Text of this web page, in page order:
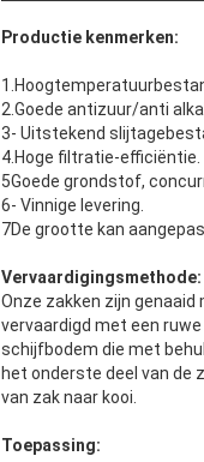
Productie kenmerken:
2.Goede antizuur/anti
3- Uitstekend
4.Hoge filtratie-efficiëntie.
5Goede grondstof,
6- Vinnige levering.
7De grootte kan
Vervaardigingsmethode:
Onze zakken zijn
vervaardigd met een
schijfbodem die met
het onderste deel van de
van zak naar kooi.
Toepassing: